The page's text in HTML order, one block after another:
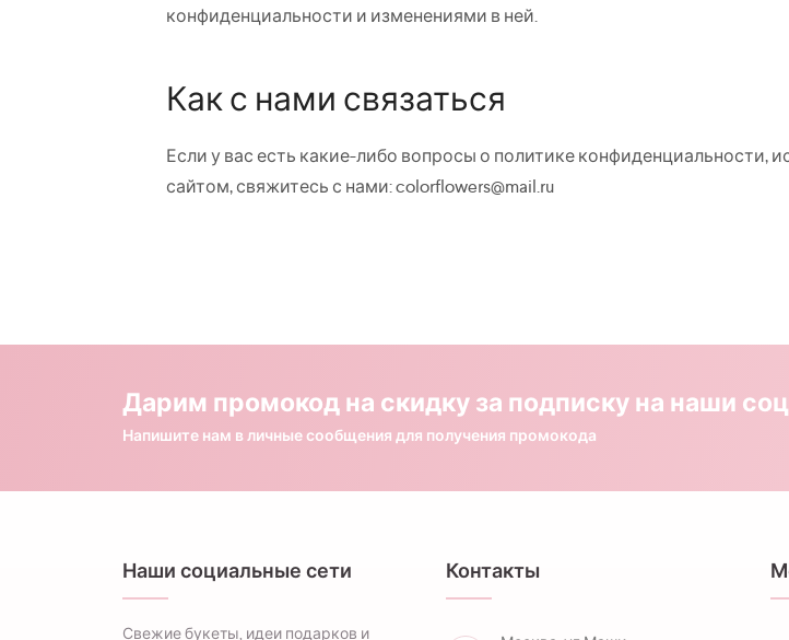
конфиденциальности и изменениями в ней.
Как с нами связаться
Если у вас есть какие-либо вопросы о политике конфиденциальности,
сайтом, свяжитесь с нами:colorflowers@mail.ru
Дарим промокод на скидку за подписку на наши
Напишите нам в личные сообщения для получения промокода
Наши социальные сети
Свежие букеты, идеи подарков и
Контакты